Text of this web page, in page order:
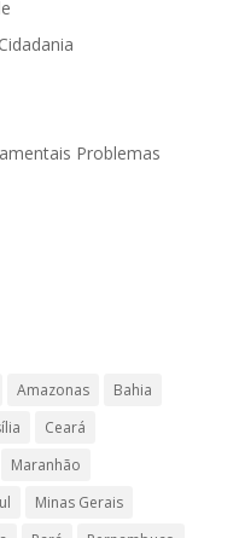
Problemas
Amazonas
Bahia
Ceará
Maranhão
Minas Gerais